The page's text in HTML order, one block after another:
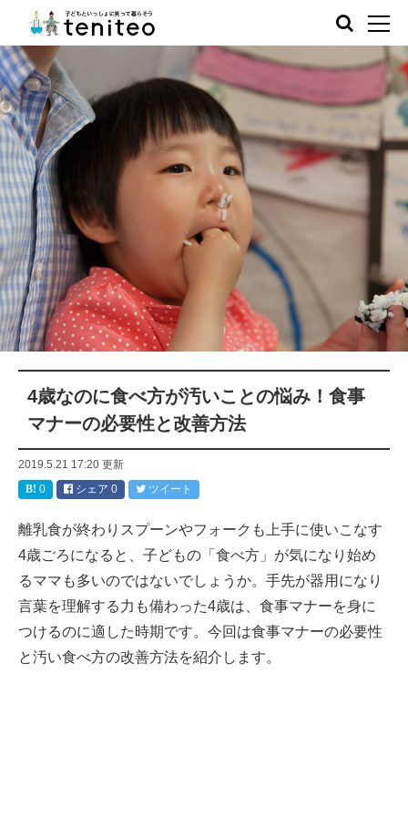
4歳なのに食べ方が汚いことの悩み！食事
マナーの必要性と改善方法
2019.5.21 17:20 更新
0
シェア 0 ツイート
離乳食が終わりスプーンやフォークも上手に使いこなす
4歳ごろになると、子どもの「食べ方」が気になり始め
るママも多いのではないでしょうか。手先が器用になり
言葉を理解する力も備わった4歳は、食事マナーを身に
つけるのに適した時期です。今回は食事マナーの必要性
と汚い食べ方の改善方法を紹介します。